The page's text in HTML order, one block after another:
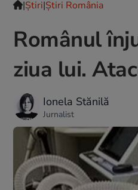
|Ştiri|Știri România
Românul
ziua lui.
Ionela Stănilă
Jurnalist